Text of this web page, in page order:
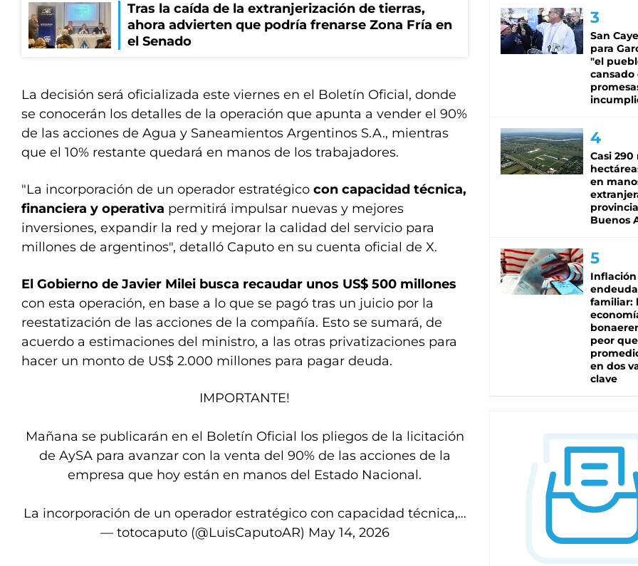
Tras la caída de la extranjerización de tierras,
ahora advierten que podría frenarse Zona Fría en
el Senado
La decisión será oficializada este viernes en el Boletín Oficial, donde
se conocerán los detalles de la operación que apunta a vender el 90%
de las acciones de Agua y Saneamientos Argentinos S.A., mientras
que el 10% restante quedará en manos de los trabajadores.
"La incorporación de un operador estratégico con capacidad técnica,
financiera y operativa permitirá impulsar nuevas y mejores
inversiones, expandir la red y mejorar la calidad del servicio para
millones de argentinos", detalló Caputo en su cuenta oficial de X.
El Gobierno de Javier Milei busca recaudar unos US$ 500 millones
con esta operación, en base a lo que se pagó tras un juicio por la
reestatización de las acciones de la compañía. Esto se sumará, de
acuerdo a estimaciones del ministro, a las otras privatizaciones para
hacer un monto de US$ 2.000 millones para pagar deuda.
IMPORTANTE!
Mañana se publicarán en el Boletín Oficial los pliegos de la licitación
de AySA para avanzar con la venta del 90% de las acciones de la
empresa que hoy están en manos del Estado Nacional.
La incorporación de un operador estratégico con capacidad técnica,…
— totocaputo (@LuisCaputoAR) May 14, 2026
San
para
"el
cansado
Casi 290
en
Buenos
Inflación
familiar:
peor
en dos
clave